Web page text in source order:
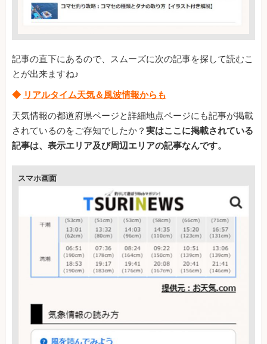
記事の直下にあるので、スムーズに次の記事を探して読むこ
とが出来ますね♪
◆ リアルタイム天気＆風波情報からも
天気情報の都道府県ページと詳細地点ページにも記事が掲載
されているのをご存知でしたか？ 実はここに掲載されている
記事は、表示エリア及び周辺エリアの記事なんです。
スマホ画面